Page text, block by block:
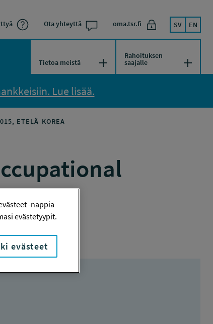
Ota yhteyttä oma.tsr.fi SV EN
Tietoa meistä Avaa/Sulje valikko
Rahoituksen
saajalle Avaa/
Lue lisää.
ETELÄ-KOREA
-nappia
evästetyypit.
evästeet